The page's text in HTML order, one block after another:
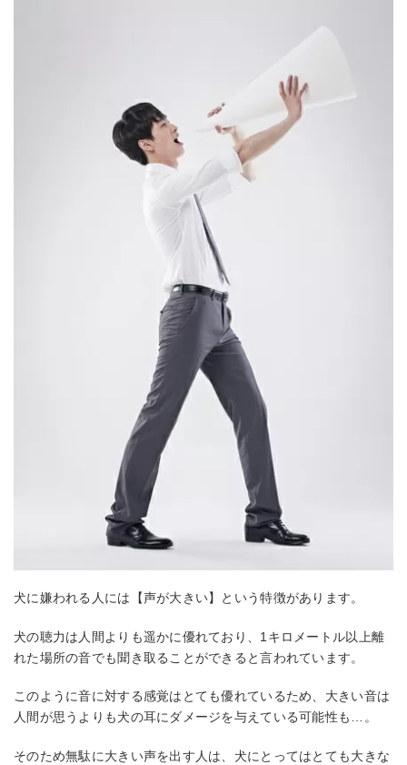
犬に嫌われる人には【声が大きい】という特徴があります。
犬の聴力は人間よりも遥かに優れており、1キロメートル以上離
れた場所の音でも聞き取ることができると言われています。
このように音に対する感覚はとても優れているため、大きい音は
人間が思うよりも犬の耳にダメージを与えている可能性も…。
そのため無駄に大きい声を出す人は、犬にとってはとても大きな